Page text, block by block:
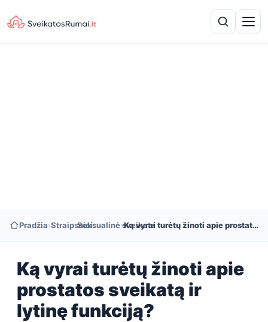
Pradžia›Straipsniai
›Seksualinė sveikata
› Ką vyrai turėtų žinoti apie prostatos sveikatą ir lytinę funkciją?
Ką vyrai turėtų žinoti apie
prostatos sveikatą ir
lytinę funkciją?